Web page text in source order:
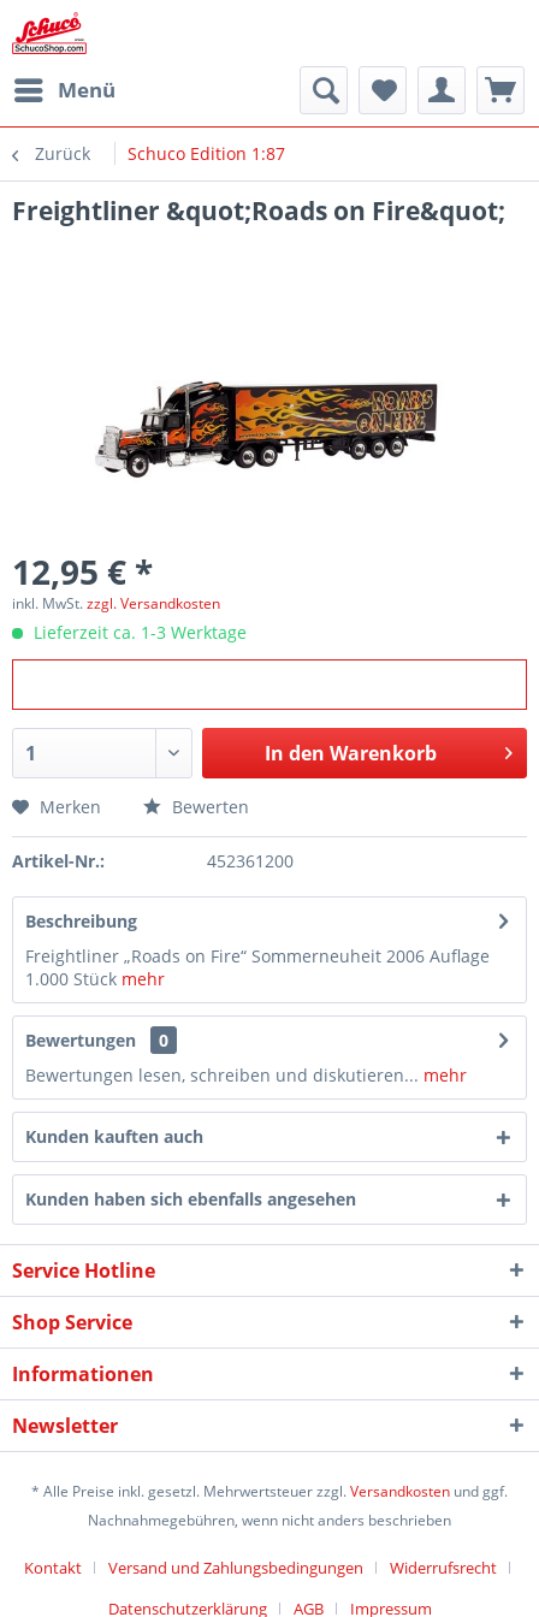
Menü
Zurück Schuco Edition 1:87
Freightliner &quot;Roads on Fire&quot;
12,95 € *
inkl. MwSt.zzgl. Versandkosten
Lieferzeit ca. 1-3 Werktage
In den Warenkorb
Merken Bewerten
Artikel-Nr.: 452361200
Beschreibung
Freightliner „Roads on Fire“ Sommerneuheit 2006 Auflage
1.000 Stück mehr
Bewertungen
0
Bewertungen lesen, schreiben und diskutieren... mehr
Kunden kauften auch
Kunden haben sich ebenfalls angesehen
Service Hotline
Shop Service
Informationen
Newsletter
* Alle Preise inkl. gesetzl. Mehrwertsteuer zzgl.Versandkosten und ggf.
Nachnahmegebühren, wenn nicht anders beschrieben
Kontakt Versand und Zahlungsbedingungen
Widerrufsrecht
Datenschutzerklärung
AGB Impressum